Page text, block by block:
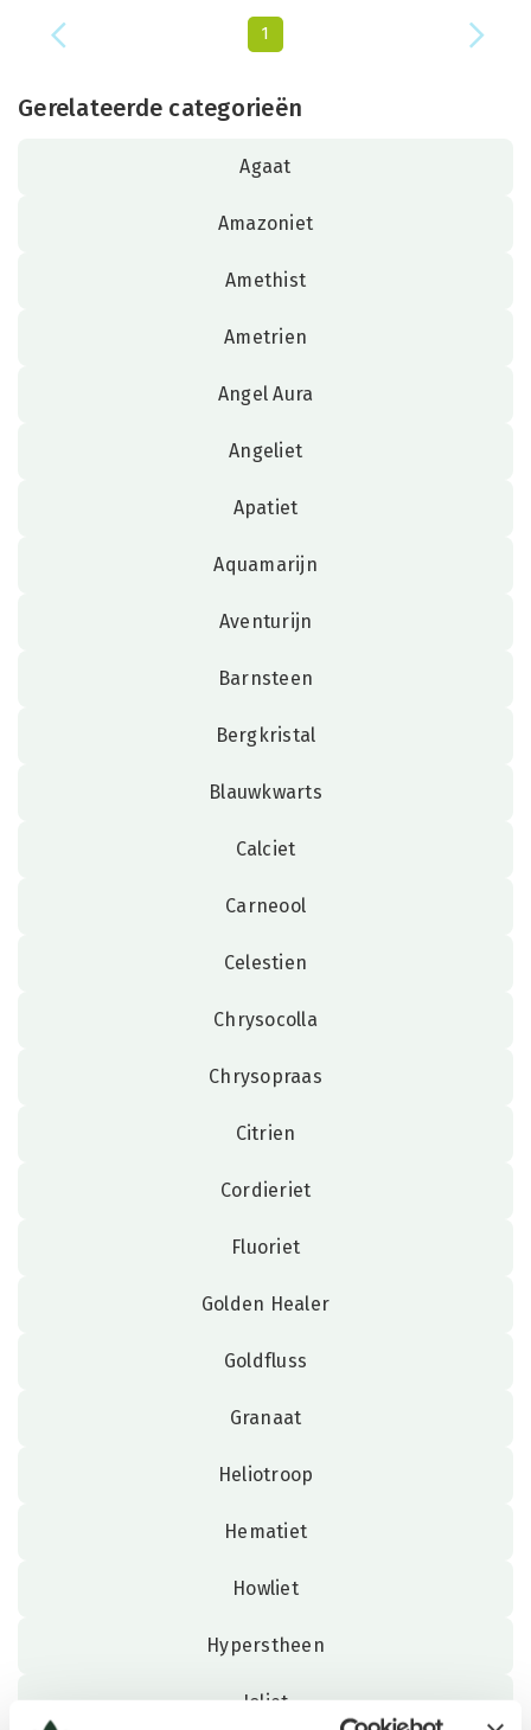
1
Gerelateerde categorieën
Agaat
Amazoniet
Amethist
Ametrien
Angel Aura
Angeliet
Apatiet
Aquamarijn
Aventurijn
Barnsteen
Bergkristal
Blauwkwarts
Calciet
Carneool
Celestien
Chrysocolla
Chrysopraas
Citrien
Cordieriet
Fluoriet
Golden Healer
Goldfluss
Granaat
Heliotroop
Hematiet
Howliet
Hyperstheen
Ioliet